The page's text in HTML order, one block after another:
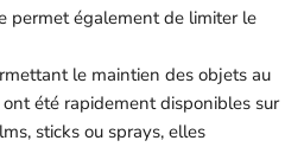
permet également de limiter le
le maintien des objets au
été rapidement disponibles sur
sticks ou sprays, elles